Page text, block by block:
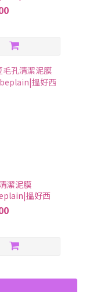
潔泥膜
搵好西